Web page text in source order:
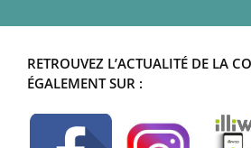
RETROUVEZ L’ACTUALITÉ DE LA
ÉGALEMENT SUR :